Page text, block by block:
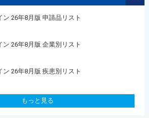
ン 26年8月版 申請品リスト
ン 26年8月版 企業別リスト
ン 26年8月版 疾患別リスト
もっと見る